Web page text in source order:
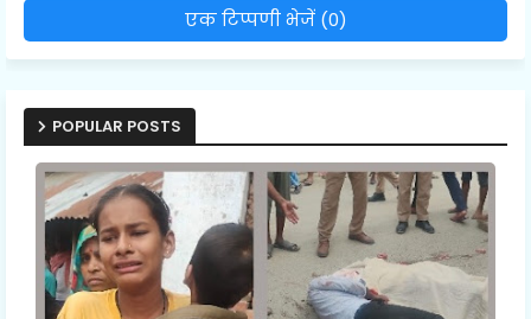
एक टिप्पणी भेजें (0)
POPULAR POSTS